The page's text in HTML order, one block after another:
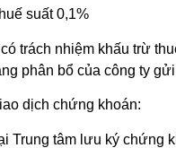
suất 0,1%
trách nhiệm khấu trừ
phân bổ của công ty
dịch chứng khoán:
Trung tâm lưu ký chứng